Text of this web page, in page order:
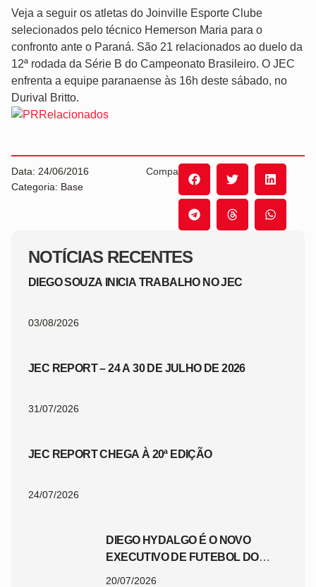
NOTÍCIAS RECENTES
DIEGO SOUZA INICIA TRABALHO NO JEC
03/08/2026
JEC REPORT – 24 A 30 DE JULHO DE 2026
31/07/2026
JEC REPORT CHEGA À 20ª EDIÇÃO
24/07/2026
DIEGO HYDALGO É O NOVO
EXECUTIVO DE FUTEBOL DO
20/07/2026
Veja a seguir os atletas do Joinville Esporte Clube
selecionados pelo técnico Hemerson Maria para o
confronto ante o Paraná. São 21 relacionados ao duelo da
12ª rodada da Série B do Campeonato Brasileiro. O JEC
enfrenta a equipe paranaense às 16h deste sábado, no
Durival Britto.
Data: 24/06/2016
Categoria: Base
Compartilhe: